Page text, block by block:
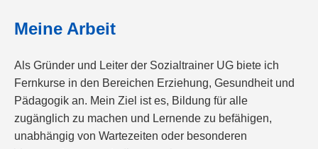
Meine Arbeit
Als Gründer und Leiter der Sozialtrainer UG biete ich
Fernkurse in den Bereichen Erziehung, Gesundheit und
Pädagogik an. Mein Ziel ist es, Bildung für alle
zugänglich zu machen und Lernende zu befähigen,
unabhängig von Wartezeiten oder besonderen